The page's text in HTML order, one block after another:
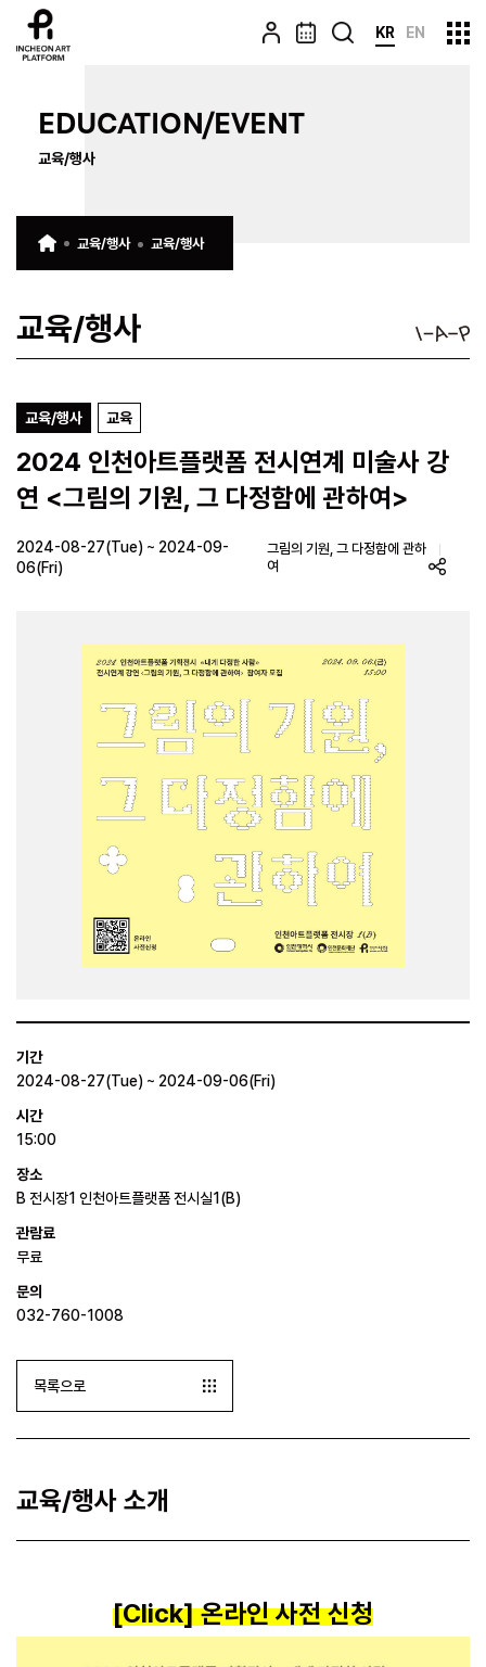
KR EN
EDUCATION/EVENT
교육/행사
교육/행사 교육/행사
교육/행사
교육/행사 교육
2024 인천아트플랫폼 전시연계 미술사 강
연 <그림의 기원, 그 다정함에 관하여>
2024-08-27(Tue) ~ 2024-09-
06(Fri)
그림의 기원, 그 다정함에 관하
여
기간
2024-08-27(Tue) ~ 2024-09-06(Fri)
시간
15:00
장소
B 전시장1 인천아트플랫폼 전시실1(B)
관람료
무료
문의
032-760-1008
목록으로
교육/행사 소개
[Click] 온라인 사전 신청